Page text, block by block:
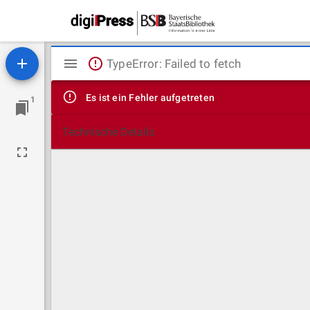
1
Mirador
Viewer
TypeError: Failed to fetch
Es ist ein Fehler aufgetreten
Technische Details